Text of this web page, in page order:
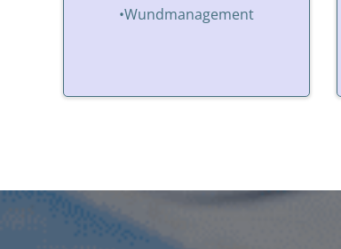
•Wundmanagement